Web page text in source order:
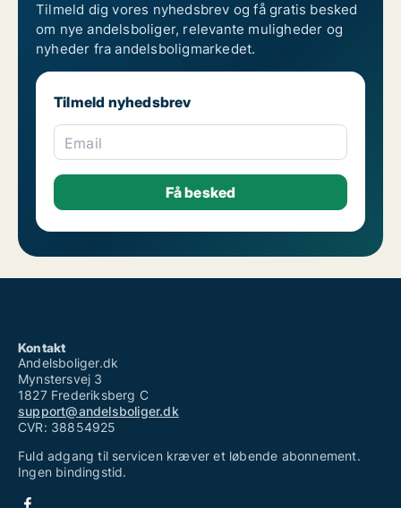
Tilmeld dig vores nyhedsbrev og få gratis besked
om nye andelsboliger, relevante muligheder og
nyheder fra andelsboligmarkedet.
Tilmeld nyhedsbrev
Email
Kontakt
Andelsboliger.dk
Mynstersvej 3
1827 Frederiksberg C
support@andelsboliger.dk
CVR: 38854925
Fuld adgang til servicen kræver et løbende abonnement.
Ingen bindingstid.